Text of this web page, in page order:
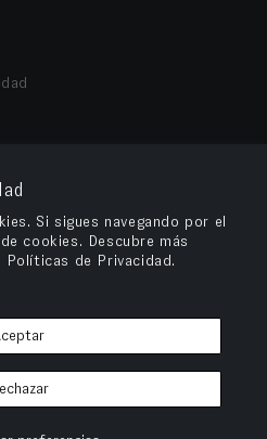
Si sigues navegando por el
cookies. Descubre más
de Privacidad.
visual y compra tus anteojos en OPV